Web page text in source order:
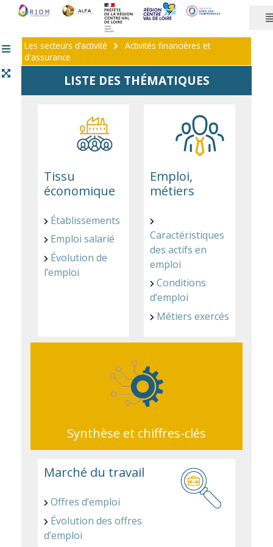
Les secteurs d’activité
Activités financières et
d'assurance
LISTE DES THÉMATIQUES
Tissu
économique
Établissements
Emploi salarié
Évolution de
l’emploi
Emploi,
métiers
Caractéristiques
des actifs en
emploi
Conditions
d’emploi
Métiers exercés
Synthèse et chiffres-clés
Marché du travail
Offres d’emploi
Évolution des offres
d’emploi
Panneau de gestion des cookies